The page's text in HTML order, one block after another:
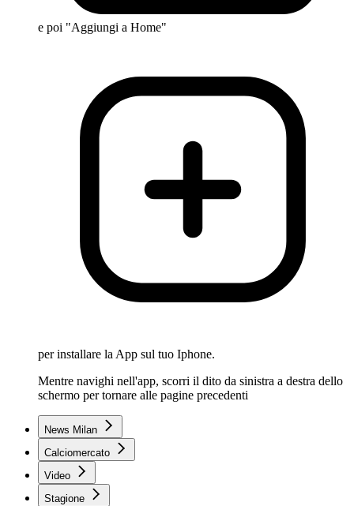
e poi "Aggiungi a Home"
per installare la App sul tuo Iphone.
Mentre navighi nell'app, scorri il dito da sinistra a destra dello
schermo per tornare alle pagine precedenti
News Milan
Calciomercato
Video
Stagione